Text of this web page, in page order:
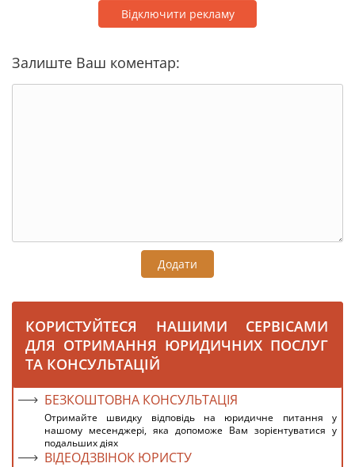
Відключити рекламу
Залиште Ваш коментар:
Додати
КОРИСТУЙТЕСЯ НАШИМИ СЕРВІСАМИ
ДЛЯ ОТРИМАННЯ ЮРИДИЧНИХ ПОСЛУГ
ТА КОНСУЛЬТАЦІЙ
БЕЗКОШТОВНА КОНСУЛЬТАЦІЯ
Отримайте швидку відповідь на юридичне питання у
нашому месенджері, яка допоможе Вам зорієнтуватися у
подальших діях
ВІДЕОДЗВІНОК ЮРИСТУ